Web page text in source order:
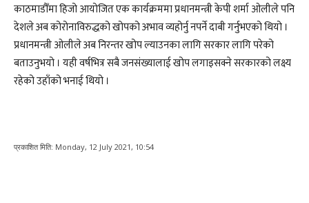
काठमाडौँमा हिजो आयोजित एक कार्यक्रममा प्रधानमन्त्री केपी शर्मा ओलीले पनि
देशले अब कोरोनाविरुद्धको खोपको अभाव व्यहोर्नु नपर्ने दाबी गर्नुभएको थियो ।
प्रधानमन्त्री ओलीले अब निरन्तर खोप ल्याउनका लागि सरकार लागि परेको
बताउनुभयो । यही वर्षभित्र सबै जनसंख्यालाई खोप लगाइसक्ने सरकारको लक्ष्य
रहेको उहाँको भनाई थियो ।
प्रकाशित मिति: Monday, 12 July 2021, 10:54